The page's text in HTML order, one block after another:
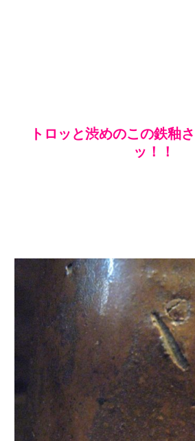
トロッと渋めのこの鉄釉
ッ！！